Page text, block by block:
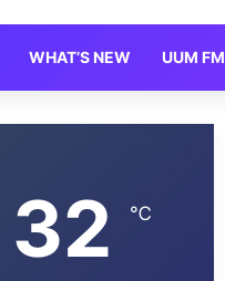
WHAT’S NEW UUM FM
32 ℃